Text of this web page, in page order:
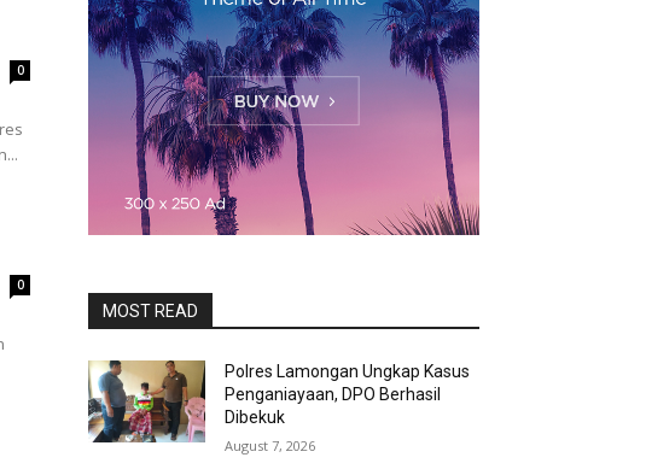
0
0
MOST READ
Polres Lamongan Ungkap Kasus
Penganiayaan, DPO Berhasil
Dibekuk
August 7, 2026